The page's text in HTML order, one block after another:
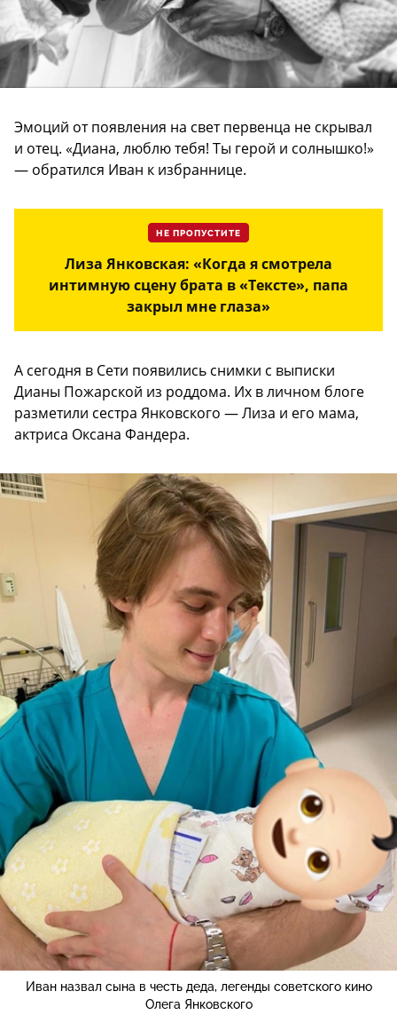
Эмоций от появления на свет первенца не скрывал
и отец. «Диана, люблю тебя! Ты герой и солнышко!»
— обратился Иван к избраннице.
НЕ ПРОПУСТИТЕ
Лиза Янковская: «Когда я смотрела
интимную сцену брата в «Тексте», папа
закрыл мне глаза»
А сегодня в Сети появились снимки с выписки
Дианы Пожарской из роддома. Их в личном блоге
разметили сестра Янковского — Лиза и его мама,
актриса Оксана Фандера.
Иван назвал сына в честь деда, легенды советского кино
Олега Янковского